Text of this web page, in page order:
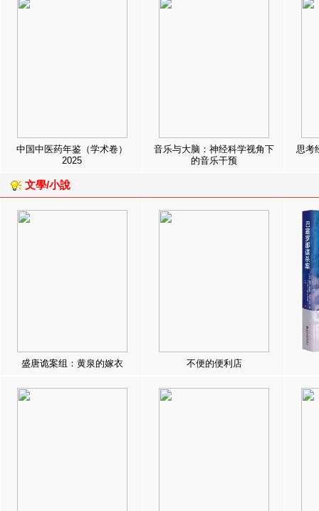
中国中医药年鉴（学术卷）
2025
音乐与大脑：神经科学视角下
的音乐干预
思考
文學/小說
盛唐诡案组：黄泉的嫁衣 不便的便利店